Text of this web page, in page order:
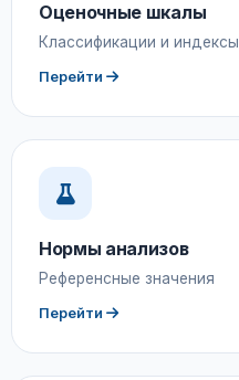
Оценочные шкалы
Классификации и индексы
Перейти
Нормы анализов
Референсные значения
Перейти